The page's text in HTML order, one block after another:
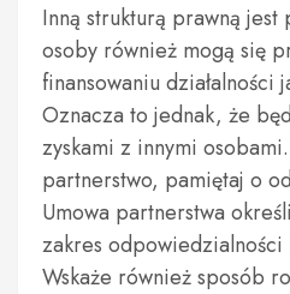
Inną strukturą prawną jest
osoby również mogą się
finansowaniu działalności
Oznacza to jednak, że
zyskami z innymi
partnerstwo, pamiętaj o
Umowa partnerstwa
zakres odpowiedzialności
Wskaże również sposób